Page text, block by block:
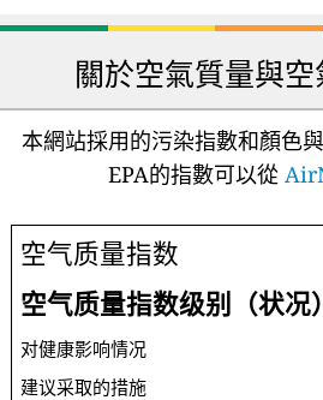
關於空氣質量與
本網站採用的污染指數和顏色
EPA的指數可以從
空气质量指数
空气质量指数级别（状况
对健康影响情况
建议采取的措施